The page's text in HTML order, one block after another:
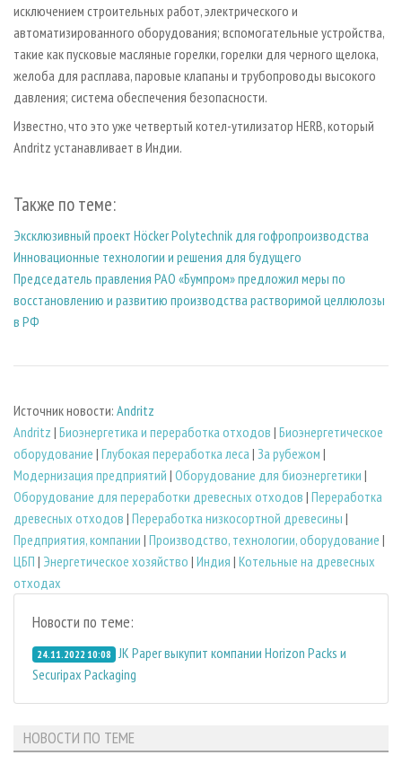
исключением строительных работ, электрического и
автоматизированного оборудования; вспомогательные устройства,
такие как пусковые масляные горелки, горелки для черного щелока,
желоба для расплава, паровые клапаны и трубопроводы высокого
давления; система обеспечения безопасности.
Известно, что это уже четвертый котел-утилизатор HERB, который
Andritz устанавливает в Индии.
Также по теме:
Эксклюзивный проект Höcker Polytechnik для гофропроизводства
Инновационные технологии и решения для будущего
Председатель правления РАО «Бумпром» предложил меры по
восстановлению и развитию производства растворимой целлюлозы
в РФ
Источник новости: Andritz
Andritz | Биoэнергетика и переработка отходов | Биоэнергетическое
оборудование | Глубокая переработка леса | За рубежом |
Модернизация предприятий | Оборудование для биоэнергетики |
Оборудование для переработки древесных отходов | Переработка
древесных отходов | Переработка низкосортной древесины |
Предприятия, компании | Производство, технологии, оборудование |
ЦБП | Энергетическое хозяйство | Индия | Котельные на древесных
отходах
Новости по теме:
24.11.2022 10:08
JK Paper выкупит компании Horizon Packs и
Securipax Packaging
НОВОСТИ ПО ТЕМЕ